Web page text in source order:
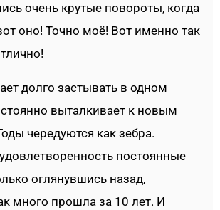
очень крутые повороты, когда
оно! Точно моё! Вот именно так
долго застывать в одном
выталкивает к новым
чередуются как зебра.
постоянные
оглянувшись назад,
много прошла за 10 лет. И